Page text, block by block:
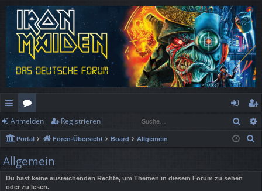
ch
ne
llz
ug
or
en
n
m
de
eg
ist
Anmelden Registrieren
Portal Foren-Übersicht Board Allgemein
Allgemein
Du hast keine ausreichenden Rechte, um Themen in diesem Forum zu sehen
oder zu lesen.